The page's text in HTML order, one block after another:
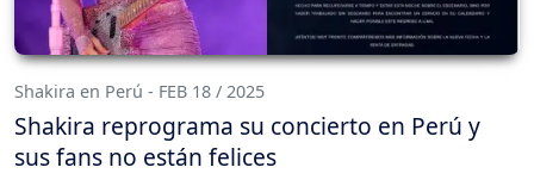
Shakira en Perú - FEB 18 / 2025
Shakira reprograma su concierto en Perú y
sus fans no están felices